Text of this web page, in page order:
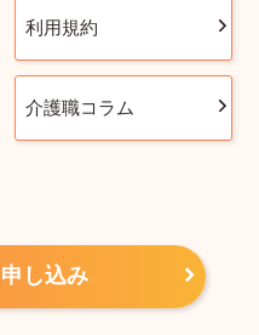
利用規約
介護職コラム
し込み